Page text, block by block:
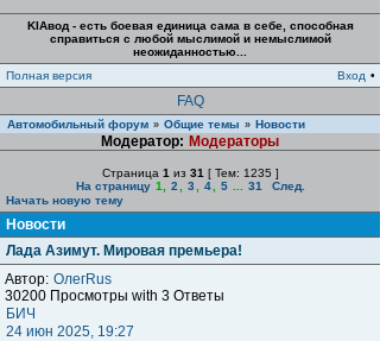
KIAвод - есть боевая единица сама в себе, способная
справиться с любой мыслимой и немыслимой
неожиданностью...
Полная версия
Вход •
FAQ
Автомобильный форум » Общие темы » Новости
Модератор: Модераторы
Страница 1 из 31 [ Тем: 1235 ]
На страницу 1 2 3 4 5 31
След.
Начать новую тему
Новости
Лада Азимут. Мировая премьера!
Автор: ОлегRus
30200 Просмотры with 3 Ответы
БИЧ
24 июн 2025, 19:27